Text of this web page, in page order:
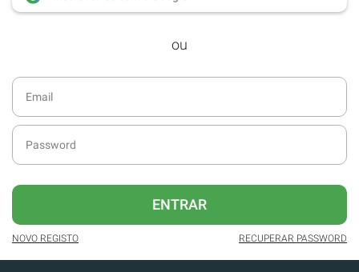
desde dezembro de 2016.
Acesso ao formato digital da SÁBADO
SÁBADO.
diário da atualidade.
publicidade reduzida e não invasiva
no site.
Possibilidade de ler e/ou ouvir artigos.
Ofertas e descontos em produtos,
serviços, eventos desportivos e
ou
ENTRAR
NOVO REGISTO RECUPERAR PASSWORD